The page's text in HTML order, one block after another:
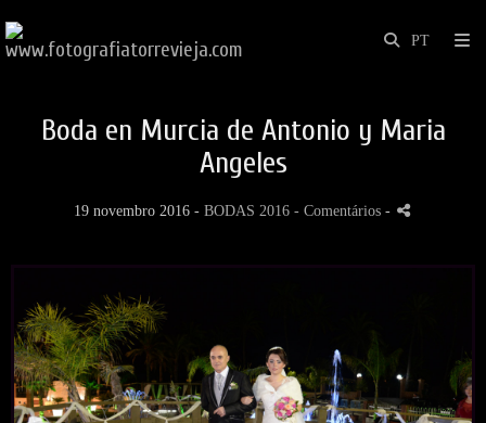
Boda en Murcia de Antonio y Maria
Angeles
19 novembro 2016 - BODAS 2016 - Comentários -